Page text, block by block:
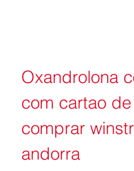
Oxandrolona
com cartao
comprar
andorra